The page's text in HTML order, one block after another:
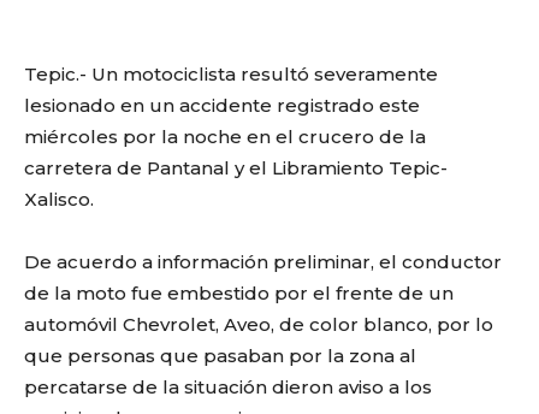
Tepic.- Un motociclista resultó severamente
lesionado en un accidente registrado este
miércoles por la noche en el crucero de la
carretera de Pantanal y el Libramiento Tepic-
Xalisco.
De acuerdo a información preliminar, el conductor
de la moto fue embestido por el frente de un
automóvil Chevrolet, Aveo, de color blanco, por lo
que personas que pasaban por la zona al
percatarse de la situación dieron aviso a los